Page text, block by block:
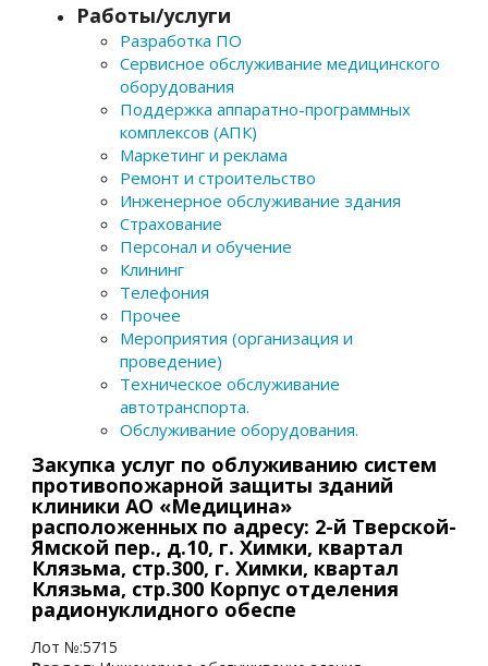
Работы/услуги
Разработка ПО
Сервисное обслуживание медицинского
оборудования
Поддержка аппаратно-программных
комплексов (АПК)
Маркетинг и реклама
Ремонт и строительство
Инженерное обслуживание здания
Страхование
Персонал и обучение
Клининг
Телефония
Прочее
Мероприятия (организация и
проведение)
Техническое обслуживание
автотранспорта.
Обслуживание оборудования.
Закупка услуг по облуживанию систем
противопожарной защиты зданий
клиники АО «Медицина»
расположенных по адресу: 2-й Тверской-
Ямской пер., д.10, г. Химки, квартал
Клязьма, стр.300, г. Химки, квартал
Клязьма, стр.300 Корпус отделения
радионуклидного обеспе
Лот №:5715